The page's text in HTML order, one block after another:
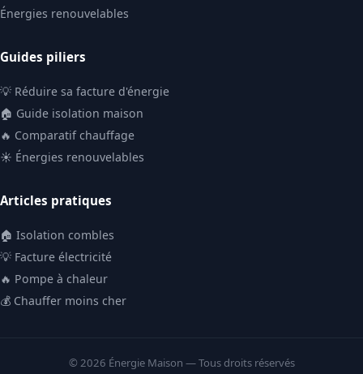
Énergies renouvelables
Guides piliers
💡 Réduire sa facture d'énergie
🏠 Guide isolation maison
🔥 Comparatif chauffage
☀️ Énergies renouvelables
Articles pratiques
🏠 Isolation combles
💡 Facture électricité
🔥 Pompe à chaleur
💰 Chauffer moins cher
© 2026 Énergie Maison — Tous droits réservés